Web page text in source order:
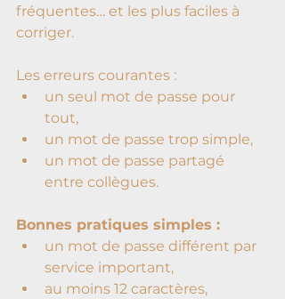
fréquentes… et les plus faciles à
corriger.
Les erreurs courantes :
un seul mot de passe pour
tout,
un mot de passe trop simple,
un mot de passe partagé
entre collègues.
Bonnes pratiques simples :
un mot de passe différent par
service important,
au moins 12 caractères,